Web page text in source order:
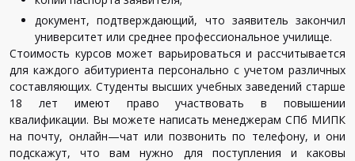
документ,подтверждающий, что заявитель закончил
университет или среднее профессиональное училище.
Стоимость курсов может варьироваться и рассчитывается
для каждого абитуриента персонально с учетом различных
составляющих. Студенты высших учебных заведений старше
18
лет имеют право участвовать в
повышении
квалификации. Вы можете написать менеджерам СПб МИПК
на почту, онлайн—чат или позвонить по телефону, и они
подскажут,что вам нужно для поступления и
каковы